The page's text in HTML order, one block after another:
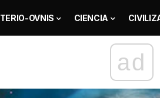
OVNIS CIENCIA
ad